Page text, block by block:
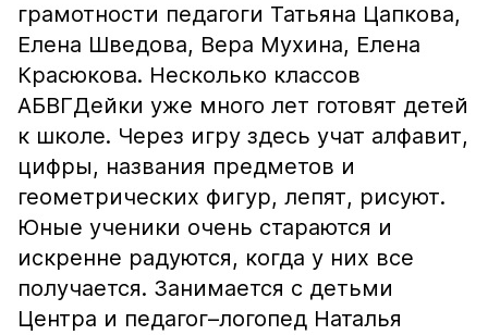
грамотности педагоги Татьяна Цапкова,
Елена Шведова, Вера Мухина, Елена
Красюкова. Несколько классов
АБВГДейки уже много лет готовят детей
к школе. Через игру здесь учат алфавит,
цифры, названия предметов и
геометрических фигур, лепят, рисуют.
Юные ученики очень стараются и
искренне радуются, когда у них все
получается. Занимается с детьми
Центра и педагог–логопед Наталья